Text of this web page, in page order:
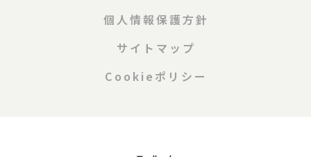
個人情報保護方針
サイトマップ
Cookieポリシー